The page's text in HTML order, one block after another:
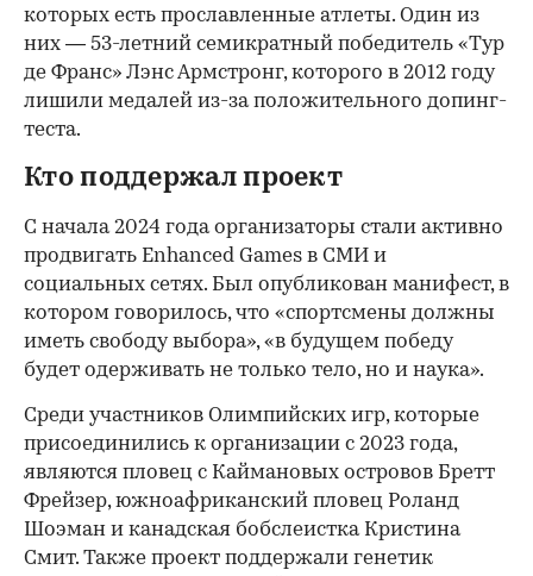
которых есть прославленные атлеты. Один из
них — 53-летний семикратный победитель «Тур
де Франс» Лэнс Армстронг, которого в 2012 году
лишили медалей из-за положительного допинг-
теста.
Кто поддержал проект
С начала 2024 года организаторы стали активно
продвигать Enhanced Games в СМИ и
социальных сетях. Был опубликован манифест, в
котором говорилось, что «спортсмены должны
иметь свободу выбора», «в будущем победу
будет одерживать не только тело, но и наука».
Среди участников Олимпийских игр, которые
присоединились к организации с 2023 года,
являются пловец с Каймановых островов Бретт
Фрейзер, южноафриканский пловец Роланд
Шоэман и канадская бобслеистка Кристина
Смит. Также проект поддержали генетик